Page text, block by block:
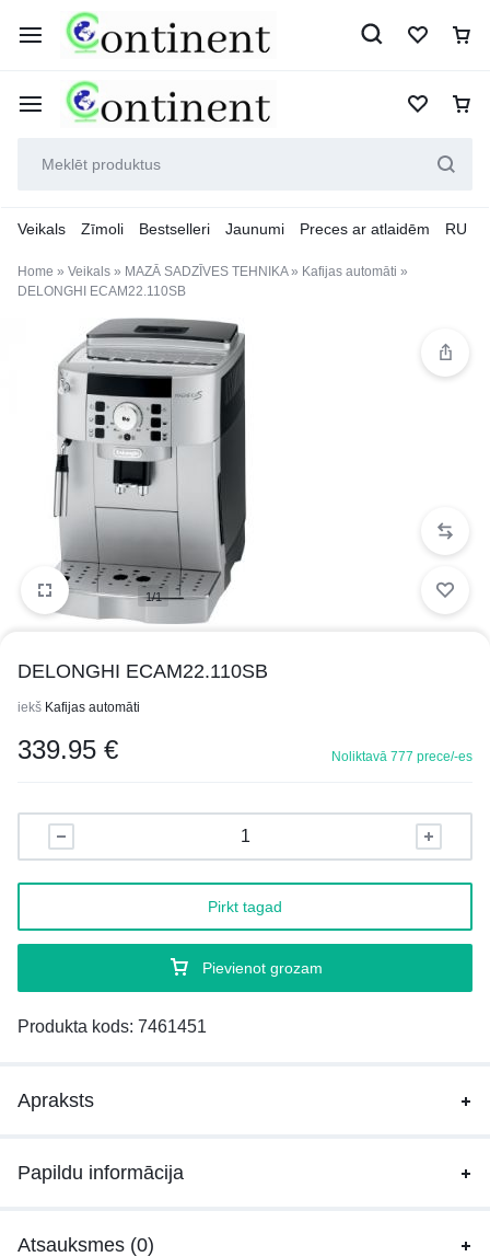
Veikals Zīmoli Bestselleri Jaunumi Preces ar atlaidēm RU
Home » Veikals » MAZĀ SADZĪVES TEHNIKA» Kafijas automāti »
DELONGHI ECAM22.110SB
1/1
DELONGHI ECAM22.110SB
iekš Kafijas automāti
339.95 € Noliktavā 777 prece/-es
Pievienot grozam
Pirkt tagad
Produkta kods: 7461451
Apraksts
Papildu informācija
Atsauksmes (0)